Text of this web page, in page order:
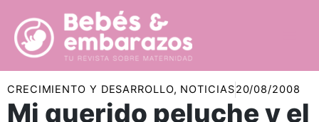
contenido
CRECIMIENTO Y DESARROLLO, NOTICIAS20/08/2008
Mi querido peluche y el